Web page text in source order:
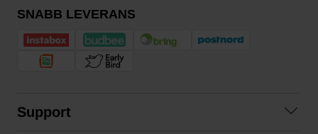
SNABB LEVERANS
Support